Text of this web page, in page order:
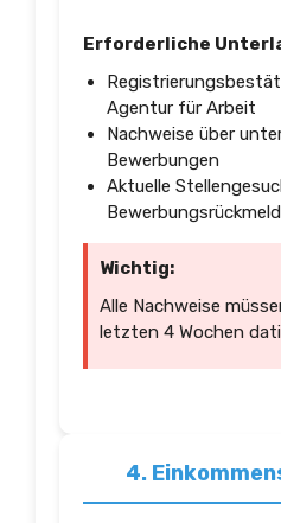
Erforderliche
Agentur für Arbeit
Nachweise über
Bewerbungen
Aktuelle
Wichtig:
Alle Nachweise
letzten 4 Wochen
4.